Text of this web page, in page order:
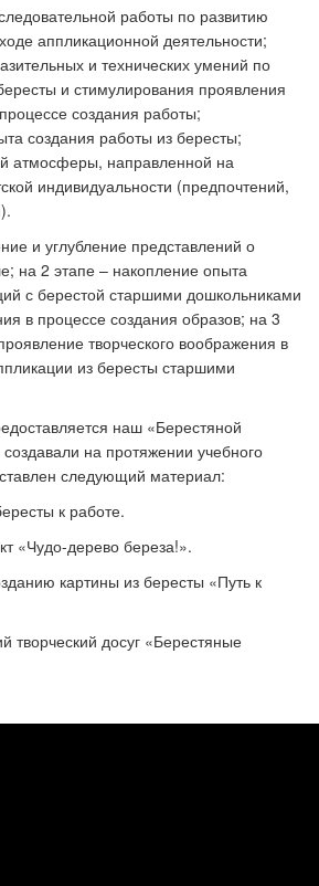
работы по развитию
аппликационной деятельности;
и технических умений по
и стимулирования проявления
создания работы;
создания работы из бересты;
атмосферы, направленной на
индивидуальности (предпочтений,
и углубление представлений о
на 2 этапе – накопление опыта
с берестой старшими дошкольниками
в процессе создания образов; на 3
творческого воображения в
из бересты старшими
наш «Берестяной
на протяжении учебного
следующий материал:
к работе.
«Чудо-дерево береза!».
картины из бересты «Путь к
творческий досуг «Берестяные